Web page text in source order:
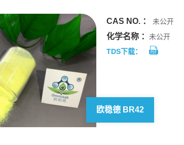
CAS NO. ： 未公开
化学名称 ：
未公开
TDS下载：
欧稳德 BR42